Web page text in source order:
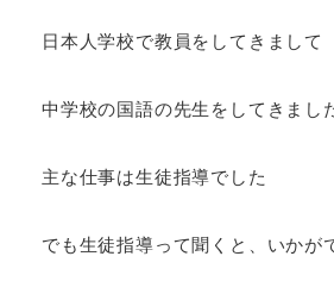
日本人学校で教員をしてきまして
中学校の国語の先生をしてきまし
主な仕事は生徒指導でした
でも生徒指導って聞くと、いかが